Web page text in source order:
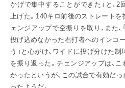
かげで集中することができた」と、
上げた。140キロ前後のストレート
ェンジアップで空振りを取り、また
投げ込めなかった右打者へのインコ
う」と心がけ、ワイドに投げ分けた
を振り返った。チェンジアップは、
かったというが、この試合で有効だ